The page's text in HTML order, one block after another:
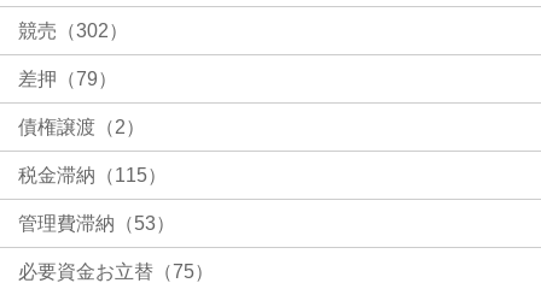
競売（302）
差押（79）
債権譲渡（2）
税金滞納（115）
管理費滞納（53）
必要資金お立替（75）